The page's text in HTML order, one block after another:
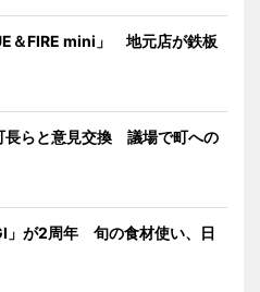
＆FIRE mini」 地元店が鉄板
長らと意見交換 議場で町への
」が2周年 旬の食材使い、日